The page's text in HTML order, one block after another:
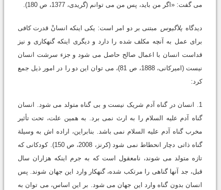
می گفت: «اگر من باید، پس من می توانم (گریدی، 1377، ص 180).
دیدگاه پلاگیوس مبتنی بر دو امر است: یکی اینکه انسانْ قدرت کافی
برای عمل به آنچه مکلف شده را دارد و دیگری اینکه گنهکاری و نیز
قداست انسان با اعمال صالح حاصل می شود و جزء سرشت انسان
نیست (امیرکانی، 1888، ص 81)، می توان این دو را در امور ذیل جمع
کرد:
1. انسان در گناه آدم شریک نیست و بی گناه متولد می شود. انسان
گناه آدم علیه السلام را به ارث نمی برد. به همین علت، تحت تأثیر
مخرب گناه آدم علیه السلام نمی باشد. بنابراین، اراده اش به وسیلة
گناه ذاتی دچار انحطاط نمی شود (کرنز، 2008، ص 150). کودکانی که
تازه متولد می شوند، نامعقول است که به جرم اینکه هزاران سال
قبل، جد آنها گناهی را مرتکب شده، گنهکار وارد این جهان شوند. پس
انسان بدون گناه وارد این جهان می شود. بر این اساس، می توان به